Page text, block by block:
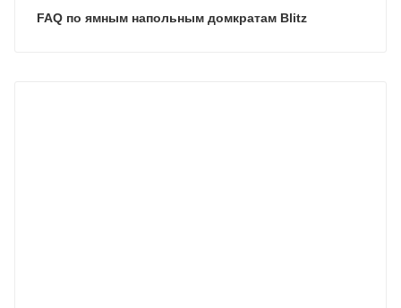
FAQ по ямным напольным домкратам Blitz